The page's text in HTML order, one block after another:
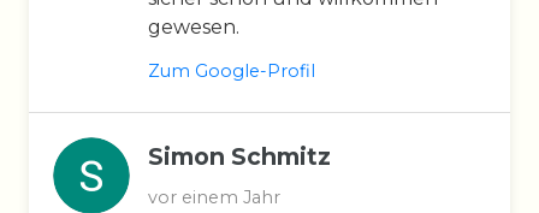
gewesen.
Zum Google-Profil
Simon Schmitz
vor einem Jahr